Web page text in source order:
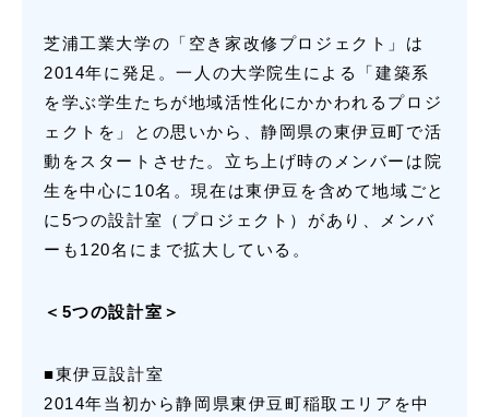
芝浦工業大学の「空き家改修プロジェクト」は
2014年に発足。一人の大学院生による「建築系
を学ぶ学生たちが地域活性化にかかわれるプロジ
ェクトを」との思いから、静岡県の東伊豆町で活
動をスタートさせた。立ち上げ時のメンバーは院
生を中心に10名。現在は東伊豆を含めて地域ごと
に5つの設計室（プロジェクト）があり、メンバ
ーも120名にまで拡大している。
＜5つの設計室＞
■東伊豆設計室
2014年当初から静岡県東伊豆町稲取エリアを中